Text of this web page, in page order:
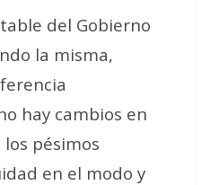
del Gobierno
la misma,
hay cambios en
pésimos
en el modo y